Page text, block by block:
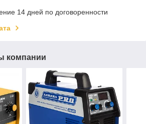
14 дней по договоренности
компании